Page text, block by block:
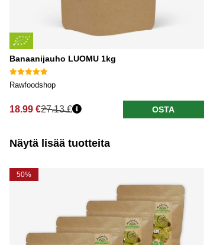
Banaanijauho LUOMU 1kg
Rawfoodshop
18.99 €27.13 € OSTA
Näytä lisää tuotteita
50%